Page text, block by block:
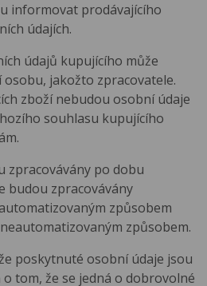
informovat prodávajícího
údajích.
údajů kupujícího může
jakožto zpracovatele.
zboží nebudou osobní údaje
souhlasu kupujícího
zpracovávány po dobu
budou zpracovávány
způsobem
způsobem.
poskytnuté osobní údaje jsou
tom, že se jedná o dobrovolné